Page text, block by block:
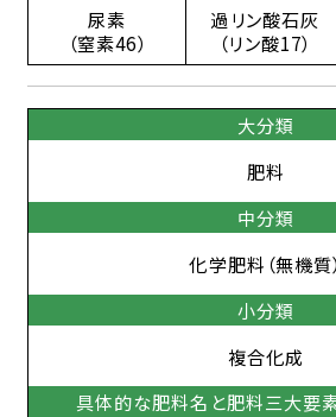
尿素
（窒素46）
過リン酸石灰
（リン酸17）
大分類
肥料
中分類
化学肥料（無機質）
小分類
複合化成
具体的な肥料名と肥料三大要素